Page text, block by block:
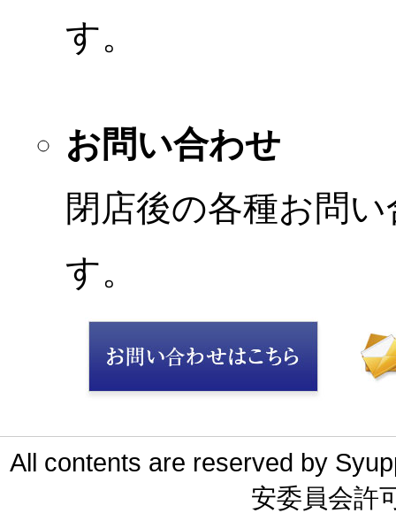
す。
お問い合わせ
閉店後の各種お問
す。
All contents are reserved by
安委員会許